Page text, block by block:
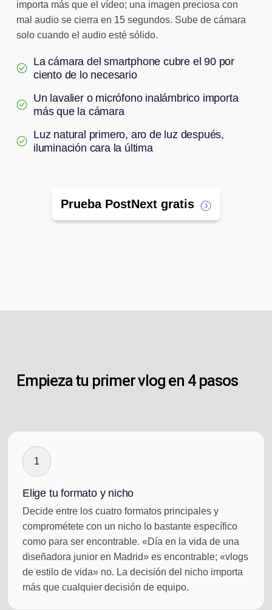
importa más que el vídeo; una imagen preciosa con
mal audio se cierra en 15 segundos. Sube de cámara
solo cuando el audio esté sólido.
La cámara del smartphone cubre el 90 por
ciento de lo necesario
Un lavalier o micrófono inalámbrico importa
más que la cámara
Luz natural primero, aro de luz después,
iluminación cara la última
Prueba PostNext gratis
Empieza tu primer vlog en 4 pasos
1
Elige tu formato y nicho
Decide entre los cuatro formatos principales y
comprométete con un nicho lo bastante específico
como para ser encontrable. «Día en la vida de una
diseñadora junior en Madrid» es encontrable; «vlogs
de estilo de vida» no. La decisión del nicho importa
más que cualquier decisión de equipo.